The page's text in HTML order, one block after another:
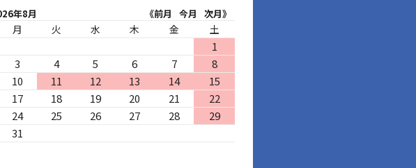
年8月 《前月 今月 次月》
月 火 水 木 金 土
1
3 4 5 6 7
8
10 11 12 13 14
15
17 18 19 20 21
22
24 25 26 27 28
29
31